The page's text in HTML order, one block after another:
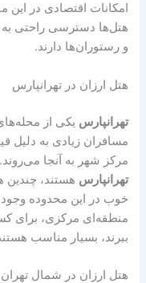
امکانات اقتصادی در
هتل‌ها دسترسی راحتی به
و رستوران‌ها دارند.
هتل ارزان در تهرانپارس
تهرانپارس یکی از
مسافران زیادی به
مرکز شهر به آنجا
تهرانپارس هستند، چندین
خوب در این محدوده وجود
منطقه‌ای مرکزی، برای
ببرند، بسیار مناسب
هتل ارزان در شمال تهران